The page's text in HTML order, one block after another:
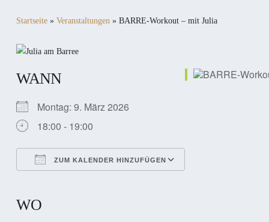
Startseite» Veranstaltungen» BARRE-Workout – mit Julia
WANN
Montag: 9. März 2026
18:00 - 19:00
ZUM KALENDER HINZUFÜGEN
WO